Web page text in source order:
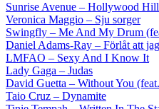
Sunrise Avenue – Hollywood
Veronica Maggio – Sju sorger
Swingfly – Me And My Drum
Daniel Adams-Ray – Förlåt att
LMFAO – Sexy And I Know It
Lady Gaga – Judas
David Guetta – Without You
Taio Cruz – Dynamite